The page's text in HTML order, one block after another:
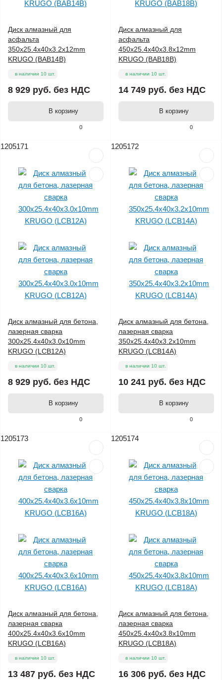
0
Диск алмазный для
асфальта
350x25.4x40x3.2x12mm
KRUGO (BAB14B)
в наличии 10 шт.
8 929 руб. без НДС
В корзину
0
Диск алмазный для
асфальта
450x25.4x40x3.8x12mm
KRUGO (BAB18B)
в наличии 10 шт.
14 749 руб. без НДС
В корзину
1205171
0
Диск алмазный для бетона,
лазерная сварка
300x25.4x40x3.0x10mm
KRUGO (LCB12A)
в наличии 10 шт.
8 929 руб. без НДС
В корзину
1205172
0
Диск алмазный для бетона,
лазерная сварка
350x25.4x40x3.2x10mm
KRUGO (LCB14A)
в наличии 10 шт.
10 241 руб. без НДС
В корзину
1205173
Диск алмазный для бетона,
лазерная сварка
400x25.4x40x3.6x10mm
KRUGO (LCB16A)
в наличии 10 шт.
13 487 руб. без НДС
1205174
Диск алмазный для бетона,
лазерная сварка
450x25.4x40x3.8x10mm
KRUGO (LCB18A)
в наличии 10 шт.
16 306 руб. без НДС